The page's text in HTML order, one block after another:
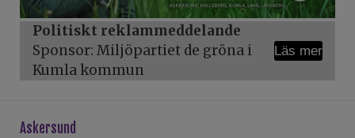
Politiskt reklammeddelande
Sponsor: Miljöpartiet de gröna i
Kumla kommun
Läs mer
askersund